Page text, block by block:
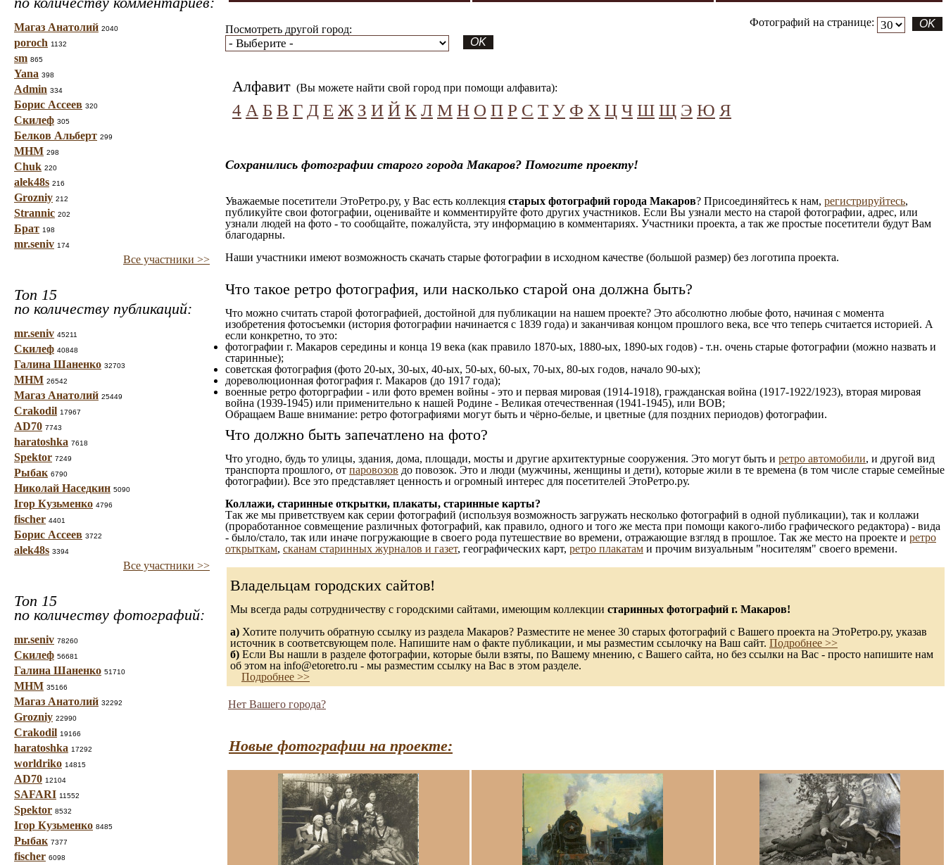
Магаз Анатолий 2040
poroch 1132
sm 865
Yana 398
Admin 334
Борис Ассеев 320
Скилеф 305
Белков Альберт 299
МНМ 298
Chuk 220
alek48s 216
Grozniy 212
Strannic 202
Брат 198
mr.seniv 174
Все участники >>
Топ 15
по количеству публикаций:
mr.seniv 45211
Скилеф 40848
Галина Шаненко 32703
МНМ 26542
Магаз Анатолий 25449
Crakodil 17967
AD70 7743
haratoshka 7618
Spektor 7249
Рыбак 6790
Николай Наседкин 5090
Ігор Кузьменко 4796
fischer 4401
Борис Ассеев 3722
alek48s 3394
Все участники >>
Топ 15
по количеству фотографий:
mr.seniv 78260
Скилеф 56681
Галина Шаненко 51710
МНМ 35166
Магаз Анатолий 32292
Grozniy 22990
Crakodil 19166
haratoshka 17292
worldriko 14815
AD70 12104
SAFARI 11552
Spektor 8532
Ігор Кузьменко 8485
Рыбак 7377
fischer 6098
Посмотреть другой город:
Фотографий на странице:
Алфавит (Вы можете найти свой город при помощи алфавита):
4 А Б В Г Д Е Ж З И Й К Л М Н О П Р С Т У Ф Х Ц Ч Ш Щ Э Ю Я
Сохранились фотографии старого города Макаров? Помогите проекту!
Уважаемые посетители ЭтоРетро.ру, у Вас есть коллекция старых фотографий города Макаров? Присоединяйтесь к нам, регистрируйтесь,
публикуйте свои фотографии, оценивайте и комментируйте фото других участников. Если Вы узнали место на старой фотографии, адрес, или
узнали людей на фото - то сообщайте, пожалуйста, эту информацию в комментариях. Участники проекта, а так же простые посетители будут Вам
благодарны.
Наши участники имеют возможность скачать старые фотографии в исходном качестве (большой размер) без логотипа проекта.
Что такое ретро фотография, или насколько старой она должна быть?
Что можно считать старой фотографией, достойной для публикации на нашем проекте? Это абсолютно любые фото, начиная c момента
изобретения фотосъемки (история фотографии начинается с 1839 года) и заканчивая концом прошлого века, все что теперь считается историей. А
если конкретно, то это:
фотографии г. Макаров середины и конца 19 века (как правило 1870-ых, 1880-ых, 1890-ых годов) - т.н. очень старые фотографии (можно назвать и
старинные);
советская фотография (фото 20-ых, 30-ых, 40-ых, 50-ых, 60-ых, 70-ых, 80-ых годов, начало 90-ых);
дореволюционная фотография г. Макаров (до 1917 года);
военные ретро фоторграфии - или фото времен войны - это и первая мировая (1914-1918), гражданская война (1917-1922/1923), вторая мировая
война (1939-1945) или применительно к нашей Родине - Великая отечественная (1941-1945), или ВОВ;
Обращаем Ваше внимание: ретро фотографиями могут быть и чёрно-белые, и цветные (для поздних периодов) фотографии.
Что должно быть запечатлено на фото?
Что угодно, будь то улицы, здания, дома, площади, мосты и другие архитектурные сооружения. Это могут быть и ретро автомобили, и другой вид
транспорта прошлого, от паровозов до повозок. Это и люди (мужчины, женщины и дети), которые жили в те времена (в том числе старые семейные
фотографии). Все это представляет ценность и огромный интерес для посетителей ЭтоРетро.ру.
Коллажи, старинные открытки, плакаты, старинные карты?
Так же мы приветствуем как серии фотографий (используя возможность загружать несколько фотографий в одной публикации), так и коллажи
(проработанное совмещение различных фотографий, как правило, одного и того же места при помощи какого-либо графического редактора) - вида
- было/стало, так или иначе погружающие в своего рода путешествие во времени, отражающие взгляд в прошлое. Так же место на проекте и ретро
открыткам, сканам старинных журналов и газет, географических карт, ретро плакатам и прочим визуальным "носителям" своего времени.
Владельцам городских сайтов!
Мы всегда рады сотрудничеству с городскими сайтами, имеющим коллекции старинных фотографий г. Макаров!
а) Хотите получить обратную ссылку из раздела Макаров? Разместите не менее 30 старых фотографий с Вашего проекта на ЭтоРетро.ру, указав
источник в соответсвующем поле. Напишите нам о факте публикации, и мы разместим ссылочку на Ваш сайт. Подробнее >>
б) Если Вы нашли в разделе фотографии, которые были взяты, по Вашему мнению, с Вашего сайта, но без ссылки на Вас - просто напишите нам
об этом на info@etoretro.ru - мы разместим ссылку на Вас в этом разделе.
Подробнее >>
Нет Вашего города?
Новые фотографии на проекте: